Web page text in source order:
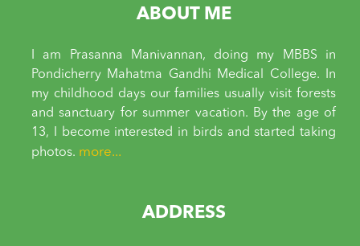
ABOUT ME
I am Prasanna Manivannan, doing my MBBS in
Pondicherry Mahatma Gandhi Medical College. In
my childhood days our families usually visit forests
and sanctuary for summer vacation. By the age of
13, I become interested in birds and started taking
photos. more...
ADDRESS